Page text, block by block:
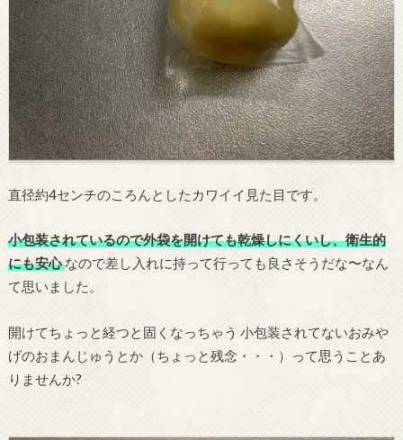
直径約4センチのころんとしたカワイイ見た目です。
小包装されているので外袋を開けても乾燥しにくいし、衛生的
にも安心なので差し入れに持って行っても良さそうだな〜なん
て思いました。
開けてちょっと経つと固くなっちゃう 小包装されてないおみや
げのおまんじゅうとか（ちょっと残念・・・）って思うことあ
りませんか?